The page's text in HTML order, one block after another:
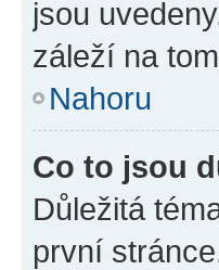
jsou
záleží na
Nahoru
Co to jsou
Důležitá
první